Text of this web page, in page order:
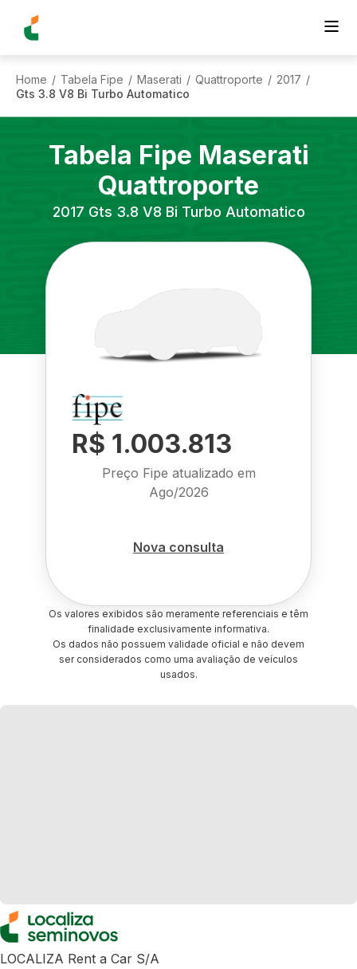
Home / Tabela Fipe / Maserati / Quattroporte / 2017 /
Gts 3.8 V8 Bi Turbo Automatico
Tabela Fipe Maserati
Quattroporte
2017 Gts 3.8 V8 Bi Turbo Automatico
R$ 1.003.813
Preço Fipe atualizado em
Ago/2026
Nova consulta
Os valores exibidos são meramente referenciais e têm
finalidade exclusivamente informativa.
Os dados não possuem validade oficial e não devem
ser considerados como uma avaliação de veículos
usados.
LOCALIZA Rent a Car S/A